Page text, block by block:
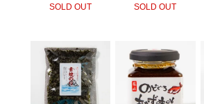
SOLD OUT
SOLD OUT